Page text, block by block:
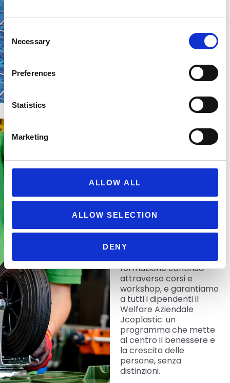
Consent
Selection
Necessary
Preferences
Statistics
Marketing
ALLOW ALL
ALLOW SELECTION
DENY
nostri stabilimenti sono
interamente da energia
Impegno per il
Crediamo nelle persone
questo promuoviamo
programmi di
a giovani donne e uomini
interessati a
carriera nel settore
manifatturiero. Offriamo
formazione continua
attraverso corsi e
workshop, e garantiamo
a tutti i dipendenti il
Welfare Aziendale
Jcoplastic: un
programma che mette
al centro il benessere e
la crescita delle
persone, senza
distinzioni.